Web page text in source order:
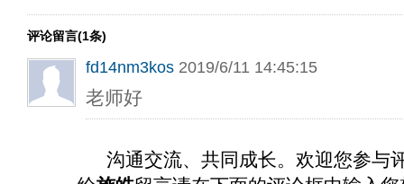
评论留言(1条)
fd14nm3kos 2019/6/11 14:45:15
老师好
沟通交流、共同成长。欢迎您参与